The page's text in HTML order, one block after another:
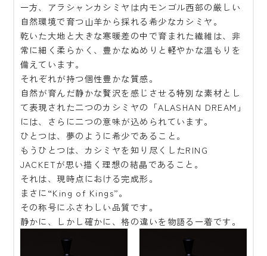
一方、アラシャンカシミヤは内モンゴル西部の厳しい
自然環境で育つ山羊から採れる希少なカシミヤ。
乾いた大地と大きな寒暖差の中で育まれた繊維は、非
常に細く柔らかく、豊かなぬめりと軽やかな温もりを
備えています。
それぞれが持つ個性豊かな質感。
自然が育んだ静かな贅沢を感じさせる特別な素材とし
て表現された二つのカシミヤの「ALASHAN DREAM」
には、さらに二つの意味が込められています。
ひとつは、夢のように希少であること。
もうひとつは、カシミヤを知り尽くしたRING
JACKETが思い描く理想の結晶であること。
それは、現時点における完成形。
まさに“King of Kings”。
その称号にふさわしい品質です。
静かに、しかし確かに、格の違いを物語る一着です。